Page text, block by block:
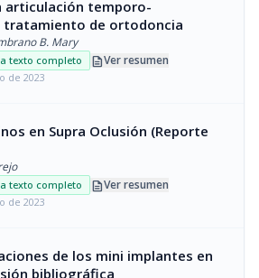
articulación temporo-
tratamiento de ortodoncia
B. Mary
texto completo descriptionVer resumen
de 2023
en Supra Oclusión (Reporte
texto completo descriptionVer resumen
de 2023
de los mini implantes en
bibliográfica